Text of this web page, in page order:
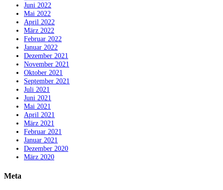
Juni 2022
Mai 2022
April 2022
März 2022
Februar 2022
Januar 2022
Dezember 2021
November 2021
Oktober 2021
September 2021
Juli 2021
Juni 2021
Mai 2021
April 2021
März 2021
Februar 2021
Januar 2021
Dezember 2020
März 2020
Meta